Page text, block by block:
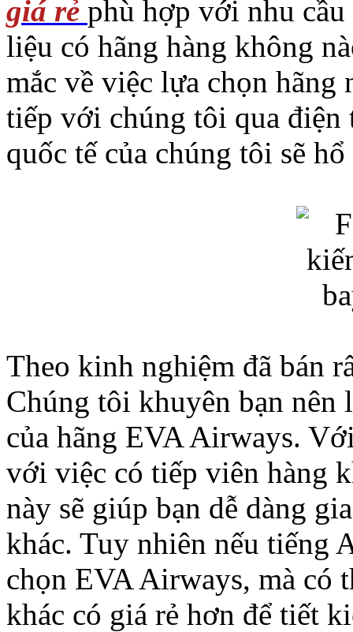
giá rẻ phù hợp với nhu
liệu có hãng hàng không
mắc về việc lựa chọn
tiếp với chúng tôi qua điện
quốc tế của chúng tôi sẽ
Theo kinh nghiệm đã bán
Chúng tôi khuyên bạn nên
của hãng EVA Airways.
với việc có tiếp viên hàng
này sẽ giúp bạn dễ dàng
khác. Tuy nhiên nếu tiếng
chọn EVA Airways, mà có
khác có giá rẻ hơn để tiết